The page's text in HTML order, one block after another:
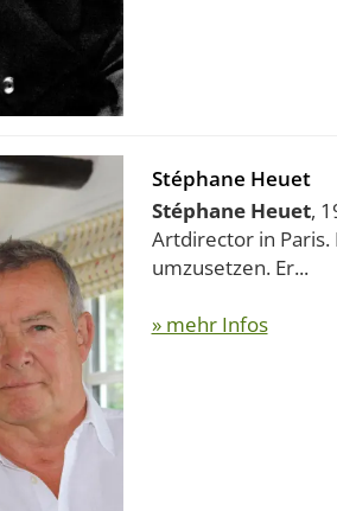
Stéphane Heuet
Stéphane Heuet,
Artdirector in
umzusetzen. Er...
» mehr Infos